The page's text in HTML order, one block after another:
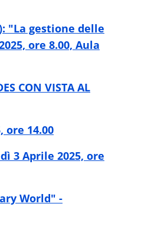
"La gestione delle
ore 8.00, Aula
CON VISTA AL
ore 14.00
3 Aprile 2025, ore
World" -